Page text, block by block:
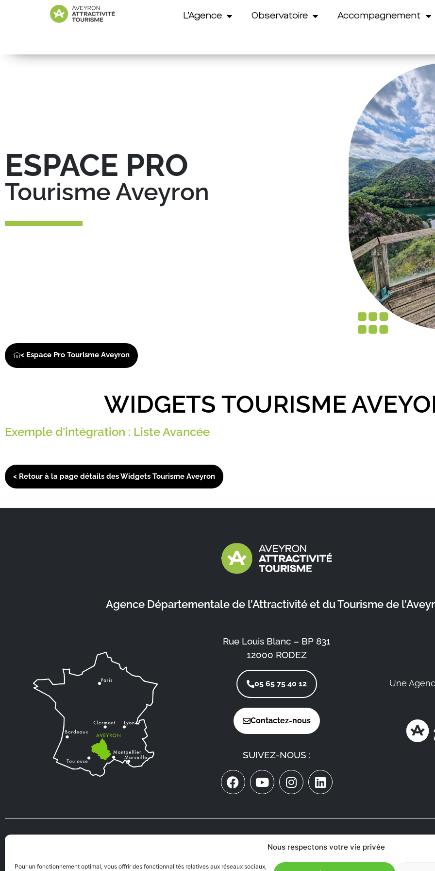
Nous respectons votre vie privée
Pour un fonctionnement optimal, vous offrir des fonctionnalités relatives aux réseaux sociaux,
L’Agence Observatoire Accompagnement
ESPACE PRO
Tourisme Aveyron
< Espace Pro Tourisme Aveyron
WIDGETS TOURISME
Exemple d'intégration : Liste Avancée
< Retour à la page détails des Widgets Tourisme Aveyron
Agence Départementale de l’Attractivité et du Tourisme de
Rue Louis Blanc – BP 831
12000 RODEZ
05 65 75 40 12
Contactez-nous
SUIVEZ-NOUS :
Une
MÉDECINS
ON RECRUTE